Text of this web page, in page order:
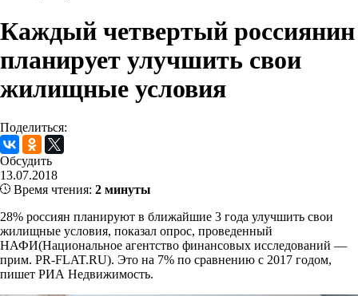
Каждый четвертый россиянин
планирует улучшить свои
жилищные условия
Поделиться:
Обсудить
13.07.2018
Время чтения: 2 минуты
28% россиян планируют в ближайшие 3 года улучшить свои
жилищные условия, показал опрос, проведенный
НАФИ(Национальное агентство финансовых исследований —
прим. PR-FLAT.RU). Это на 7% по сравнению с 2017 годом,
пишет РИА Недвижимость.